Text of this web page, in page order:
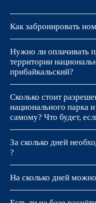
Как забронировать
Нужно ли оплачивать
территории
прибайкальский?
Сколько стоит
национального парка
самому? Что будет,
За сколько дней
?
На сколько дней